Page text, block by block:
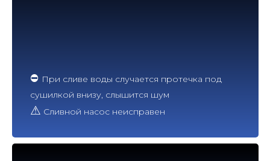
⛔ При сливе воды случается протечка под
сушилкой внизу, слышится шум
⚠ Сливной насос неисправен